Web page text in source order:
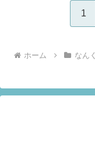
1
ホーム なん